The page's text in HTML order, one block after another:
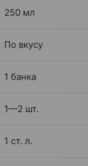
250 мл
По вкусу
1 банка
1—2 шт.
1 ст. л.